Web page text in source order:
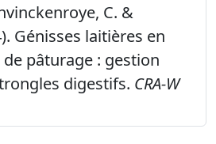
C. &
Génisses laitières en
pâturage : gestion
digestifs. CRA-W